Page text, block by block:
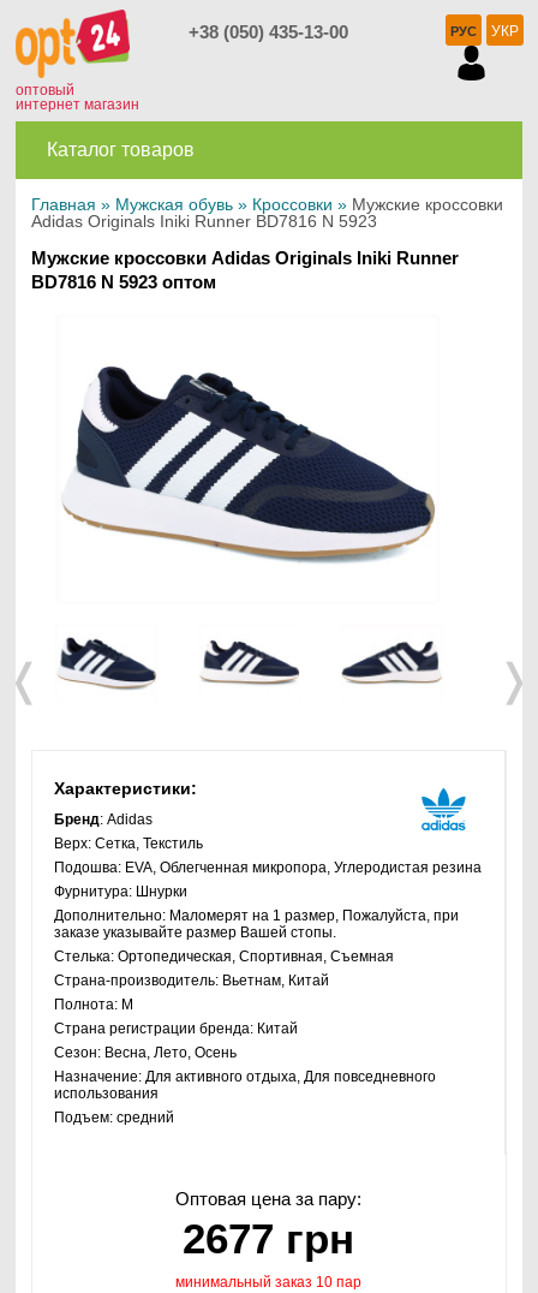
оптовый
интернет магазин
+38 (050) 435-13-00 РУС УКР
Каталог товаров
Главная » Мужская обувь » Кроссовки » Мужские кроссовки
Adidas Originals Iniki Runner BD7816 N 5923
Мужские кроссовки Adidas Originals Iniki Runner
BD7816 N 5923 оптом
❬ ❭
Характеристики:
Бренд: Adidas
Верх:Сетка, Текстиль
Подошва: EVA, Облегченная микропора, Углеродистая резина
Фурнитура: Шнурки
Дополнительно: Маломерят на 1 размер, Пожалуйста, при
заказе указывайте размер Вашей стопы.
Стелька:Ортопедическая, Спортивная, Съемная
Страна-производитель: Вьетнам, Китай
Полнота: M
Страна регистрации бренда: Китай
Сезон: Весна, Лето, Осень
Назначение:Для активного отдыха, Для повседневного
использования
Подъем:средний
Оптовая цена за пару:
2677 грн
минимальный заказ 10 пар